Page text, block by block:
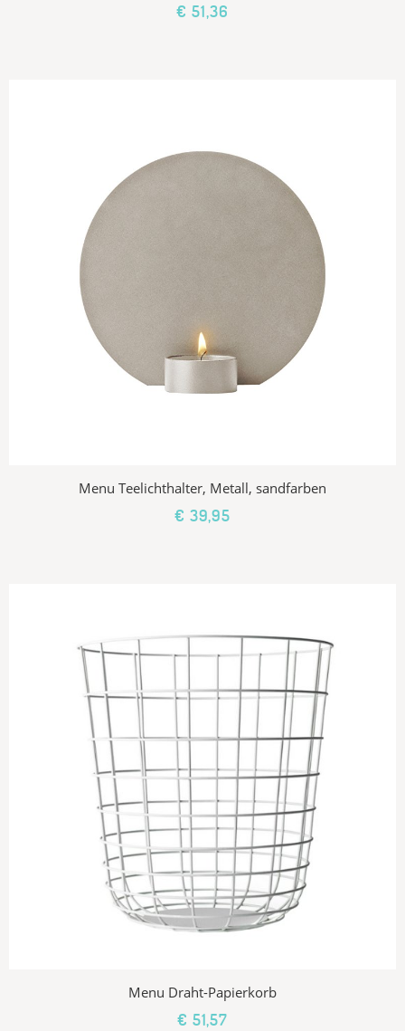
€ 51,36
Menu Teelichthalter, Metall, sandfarben
€ 39,95
Menu Draht-Papierkorb
€ 51,57